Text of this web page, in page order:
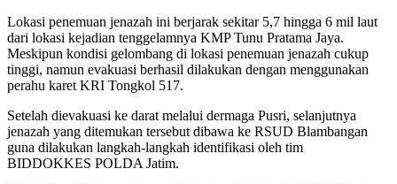
Lokasi penemuan jenazah ini berjarak sekitar 5,7 hingga 6 mil laut
dari lokasi kejadian tenggelamnya KMP Tunu Pratama Jaya.
Meskipun kondisi gelombang di lokasi penemuan jenazah cukup
tinggi, namun evakuasi berhasil dilakukan dengan menggunakan
perahu karet KRI Tongkol 517.
Setelah dievakuasi ke darat melalui dermaga Pusri, selanjutnya
jenazah yang ditemukan tersebut dibawa ke RSUD Blambangan
guna dilakukan langkah-langkah identifikasi oleh tim
BIDDOKKES POLDA Jatim.